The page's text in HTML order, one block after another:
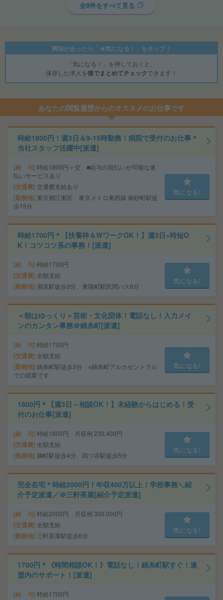
全9件をすべて見る
興味があったら「★気になる！」をタップ！
「気になる！」を押しておくと、
保存した求人を後でまとめてチェックできます！
あなたの閲覧履歴からのオススメのお仕事です
時給1800円！週3日＆9-15時勤務！病院で受付のお仕事＊
当社スタッフ活躍中[派遣]
給 与 時給1800円＋交 ■給与の前払いが可能な速
払いサービスあり
交通費 交通費支給あり
勤務地 東京都江東区 東京メトロ東西線 南砂町駅徒
歩15分
気になる!
時給1700円＊【扶養枠＆WワークOK！】週3日×時短O
K！コツコツ系の事務！[派遣]
給 与 時給1700円
交通費 全額支給
勤務地 潮見駅徒歩3分、東陽町駅民間バス6分
気になる!
＜朝はゆっくり＞芸術・文化団体！電話なし！入力メイ
ンのカンタン事務＠錦糸町[派遣]
給 与 時給1700円
交通費 全額支給
勤務地 錦糸町駅徒歩3分 ※錦糸町アルカセントラル
での就業です
気になる!
1800円＊【週3日～相談OK！】未経験からはじめる！受
付のお仕事[派遣]
給 与 時給1800円 月収例 230,400円
交通費 全額支給
勤務地 麹町駅徒歩4分、四ツ谷駅徒歩5分
気になる!
完全在宅＊時給2000円！年収400万以上！学校事務＼紹
介予定派遣／＠三軒茶屋[紹介予定派遣]
給 与 時給2000円 月収例 300,000円
交通費 全額支給
勤務地 三軒茶屋駅徒歩6分
気になる!
1700円＊《時間相談OK！》電話なし！錦糸町駅すぐ！連
盟内のサポート！[派遣]
給 与 時給1700円